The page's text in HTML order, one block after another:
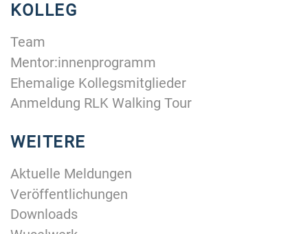
KOLLEG
Team
Mentor:innenprogramm
Ehemalige Kollegsmitglieder
Anmeldung RLK Walking Tour
WEITERE
Aktuelle Meldungen
Veröffentlichungen
Downloads